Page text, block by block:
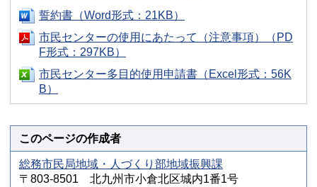
誓約書（Word形式：21KB）
市民センターの使用にあたって（注意事項）（PD
F形式：297KB）
市民センター多目的使用申請書（Excel形式：56K
B）
このページの作成者
総務市民局地域・人づくり部地域振興課
〒803-8501 北九州市小倉北区城内1番1号